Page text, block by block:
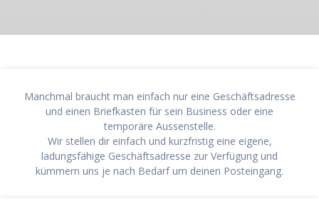
Manchmal braucht man einfach nur eine Geschäftsadresse
und einen Briefkasten für sein Business oder eine
temporäre Aussenstelle.
Wir stellen dir einfach und kurzfristig eine eigene,
ladungsfähige Geschäftsadresse zur Verfügung und
kümmern uns je nach Bedarf um deinen Posteingang.